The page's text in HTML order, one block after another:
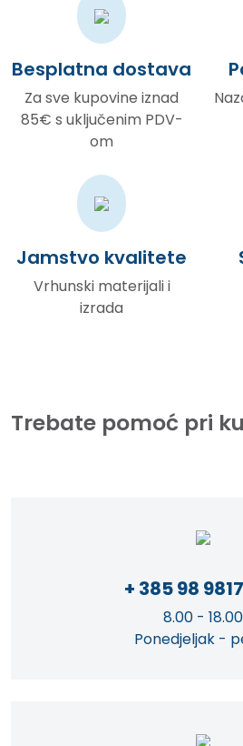
Besplatna dostava
Za sve kupovine iznad
85€ s uključenim PDV-
om
Jamstvo kvalitete
Vrhunski materijali i
izrada
Trebate pomoć pri
+ 385 98
8.00 - 18.00
Ponedjeljak -